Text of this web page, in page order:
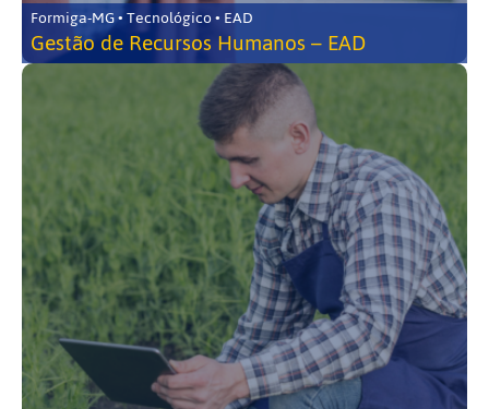
Formiga-MG • Tecnológico • EAD
Gestão de Recursos Humanos – EAD